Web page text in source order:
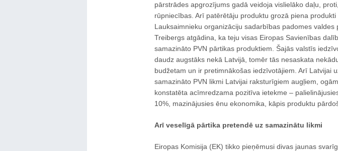
pārstrādes apgrozījums gadā veidoja vislielāko daļu,
rūpniecības. Arī patērētāju produktu grozā piena produkti
Lauksaimnieku organizāciju sadarbības padomes valdes
Treibergs atgādina, ka teju visas Eiropas Savienības
samazināto PVN pārtikas produktiem. Šajās valstīs
daudz augstāks nekā Latvijā, tomēr tās nesaskata
budžetam un ir pretimnākošas iedzīvotājiem. Arī Latvijai
samazināto PVN likmi Latvijai raksturīgiem augļiem,
konstatēta acīmredzama pozitīva ietekme ‒
10%, mazinājusies ēnu ekonomika, kāpis produktu
Arī veselīgā pārtika pretendē uz samazinātu likmi
Eiropas Komisija (EK) tikko pieņēmusi divas jaunas